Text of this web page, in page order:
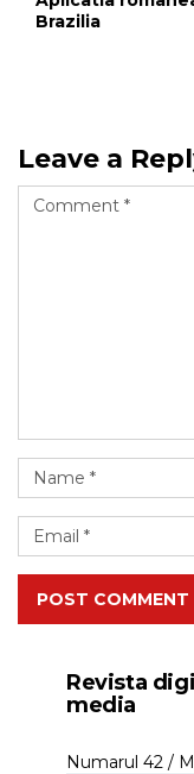
Brazilia
Leave a
POST COMMENT
Revista
media
Numarul 42 /